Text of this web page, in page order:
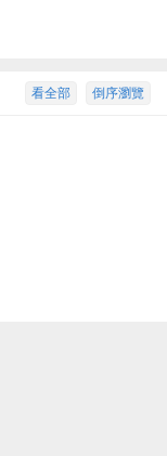
倒序瀏覽
看全部